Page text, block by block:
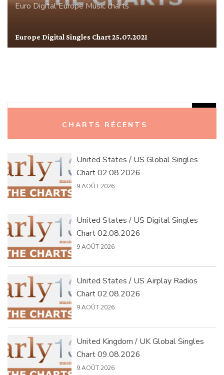
Euro DigitalEuropeMusic charts
Europe Digital Singles Chart 25.07.2021
CHARTS RÉCENTS
United States / US Global Singles
Chart 02.08.2026
9 AOÛT 2026
United States / US Digital Singles
Chart 02.08.2026
9 AOÛT 2026
United States / US Airplay Radios
Chart 02.08.2026
9 AOÛT 2026
United Kingdom / UK Global Singles
Chart 09.08.2026
9 AOÛT 2026